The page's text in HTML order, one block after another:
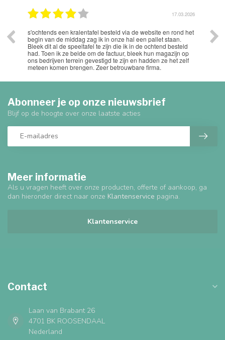
17.03.2026
s'ochtends een kralentafel besteld via de website en rond het
begin van de middag zag ik in onze hal een pallet staan.
Bleek dit al de speeltafel te zijn die ik in de ochtend besteld
had. Toen ik ze belde om de factuur, bleek hun magazijn op
ons bedrijven terrein gevestigd te zijn en hadden ze het zelf
meteen komen brengen. Zeer betrouwbare firma.
Meer informatie
Als u vragen heeft over onze producten, offerte of aankoop, ga
dan hieronder direct naar onze Klantenservice pagina.
Klantenservice
Abonneer je op onze nieuwsbrief
Blijf op de hoogte over onze laatste acties
Contact
Laan van Brabant 26
4701 BK ROOSENDAAL
Nederland